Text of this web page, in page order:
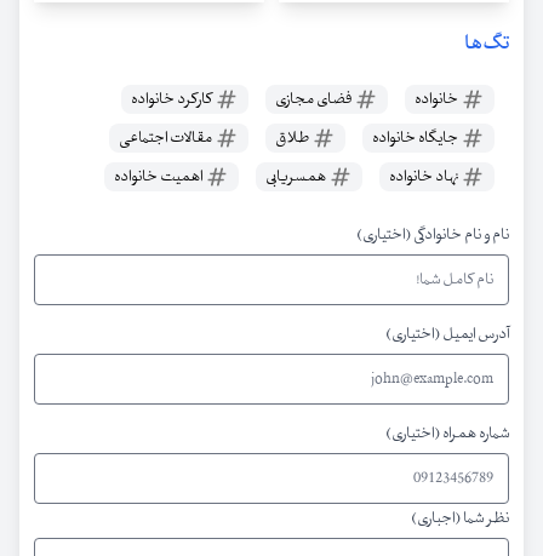
تگ‌ها
خانواده فضای مجازی
کارکرد خانواده
جایگاه خانواده
طلاق
مقالات اجتماعی
نهاد خانواده
همسریابی اهمیت خانواده
نام و نام خانوادگی (اختیاری)
آدرس ایمیل (اختیاری)
شماره همراه (اختیاری)
نظر شما (اجباری)